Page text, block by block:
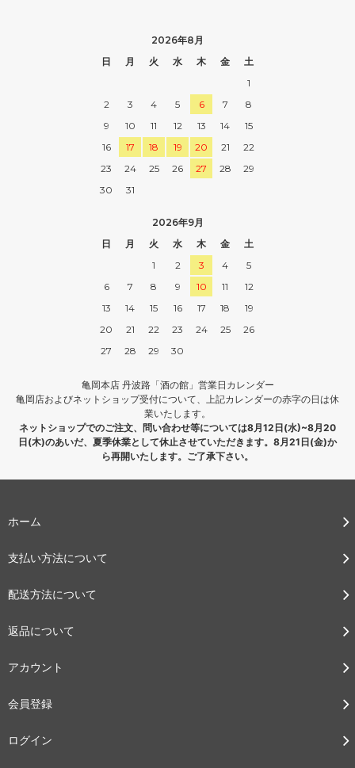
2026年8月
日
月 火 水 木 金
土
1
2
3 4 5 6 7
8
9
10 11 12 13 14
15
16
17 18 19 20 21
22
23
24 25 26 27 28
29
30
31
2026年9月
日
月 火 水 木 金
土
1
2 3 4
5
6
7 8 9 10 11
12
13
14 15 16 17 18
19
20
21 22 23 24 25
26
27
28 29 30
亀岡本店 丹波路「酒の館」営業日カレンダー
亀岡店およびネットショップ受付について、上記カレンダーの赤字の日は休
業いたします。
ネットショップでのご注文、問い合わせ等については8月12日(水)~8月20
日(木)のあいだ、夏季休業として休止させていただきます。8月21日(金)か
ら再開いたします。ご了承下さい。
ホーム
支払い方法について
配送方法について
返品について
アカウント
会員登録
ログイン